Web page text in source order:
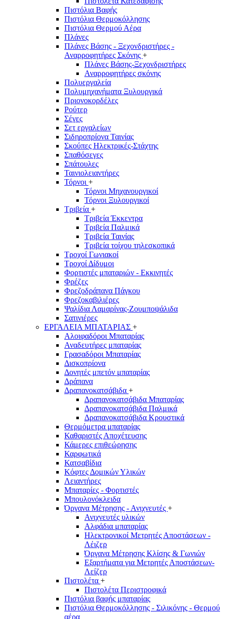
Πιστόλια Βαφής
Πιστόλια Θερμοκόλλησης
Πιστόλια Θερμού Αέρα
Πλάνες
Πλάνες Βάσης - Ξεχονδριστήρες -
Αναρροφητήρες Σκόνης +
Πλάνες Βάσης-Ξεχονδριστήρες
Αναρροφητήρες σκόνης
Πολυεργαλεία
Πολυμηχανήματα Ξυλουργικά
Πριονοκορδέλες
Ρούτερ
Σέγες
Σετ εργαλείων
Σιδηροπρίονα Ταινίας
Σκούπες Ηλεκτρικές-Στάχτης
Σπαθόσεγες
Σπάτουλες
Ταινιολειαντήρες
Τόρνοι +
Τόρνοι Μηχανουργικοί
Τόρνοι Ξυλουργικοί
Τριβεία +
Τριβεία Έκκεντρα
Τριβεία Παλμικά
Τριβεία Ταινίας
Τριβεία τοίχου τηλεσκοπικά
Τροχοί Γωνιακοί
Τροχοί Δίδυμοι
Φορτιστές μπαταριών - Εκκινητές
Φρέζες
Φρεζοδράπανα Πάγκου
Φρεζοκαβιλιέρες
Ψαλίδια Λαμαρίνας-Ζουμποψάλιδα
Σατινιέρες
ΕΡΓΑΛΕΙΑ ΜΠΑΤΑΡΙΑΣ +
Αλοιφαδόροι Μπαταρίας
Αναδευτήρες μπαταρίας
Γρασαδόροι Μπαταρίας
Δισκοπρίονα
Δονητές μπετόν μπαταρίας
Δράπανα
Δραπανοκατσάβιδα +
Δραπανοκατσάβιδα Μπαταρίας
Δραπανοκατσάβιδα Παλμικά
Δραπανοκατσάβιδα Κρουστικά
Θερμόμετρα μπαταρίας
Καθαριστές Αποχέτευσης
Κάμερες επιθεώρησης
Καρφωτικά
Κατσαβίδια
Κόφτες Δομικών Υλικών
Λειαντήρες
Μπαταρίες - Φορτιστές
Μπουλονόκλειδα
Όργανα Μέτρησης - Ανιχνευτές +
Ανιχνευτές υλικών
Αλφάδια μπαταρίας
Ηλεκτρονικοί Μετρητές Αποστάσεων -
Λέιζερ
Όργανα Μέτρησης Κλίσης & Γωνιών
Εξαρτήματα για Μετρητές Αποστάσεων-
Λείζερ
Πιστολέτα +
Πιστολέτα Περιστροφικά
Πιστόλια βαφής μπαταρίας
Πιστόλια Θερμοκόλλησης - Σιλικόνης - Θερμού
αέρα